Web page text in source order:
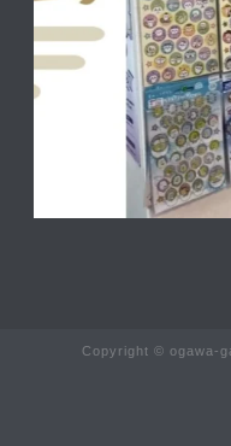
Copyright © ogawa-